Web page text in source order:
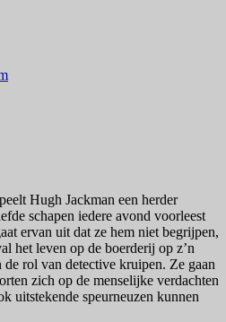
Hugh Jackman een herder
schapen iedere avond voorleest
ervan uit dat ze hem niet begrijpen,
het leven op de boerderij op z’n
de rol van detective kruipen. Ze gaan
zich op de menselijke verdachten
uitstekende speurneuzen kunnen